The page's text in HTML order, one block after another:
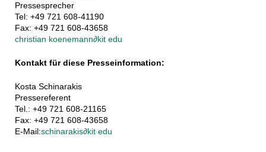
Pressesprecher
Tel: +49 721 608-41190
Fax: +49 721 608-43658
christian koenemann∂kit edu
Kontakt für diese Presseinformation:
Kosta Schinarakis
Pressereferent
Tel.: +49 721 608-21165
Fax: +49 721 608-43658
E-Mail:schinarakis∂kit edu